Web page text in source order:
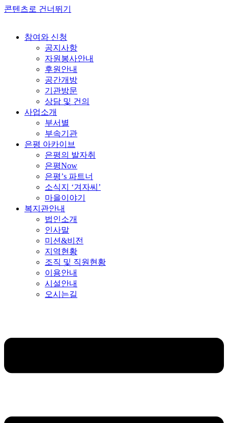
콘텐츠로 건너뛰기
참여와 신청
공지사항
자원봉사안내
후원안내
공간개방
기관방문
상담 및 건의
사업소개
부서별
부속기관
은평 아카이브
은평의 발자취
은평Now
은평’s 파트너
소식지 ‘겨자씨’
마을이야기
복지관안내
법인소개
인사말
미션&비전
지역현황
조직 및 직원현황
이용안내
시설안내
오시는길